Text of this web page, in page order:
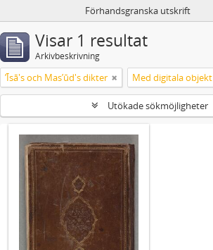
Förhandsgranska utskrift
Visar 1 resultat
Arkivbeskrivning
ʼĪsā's och Masʼūd's dikter Med digitala objekt
Utökade sökmöjligheter